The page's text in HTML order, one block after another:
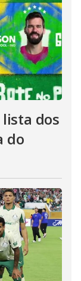
dos
do